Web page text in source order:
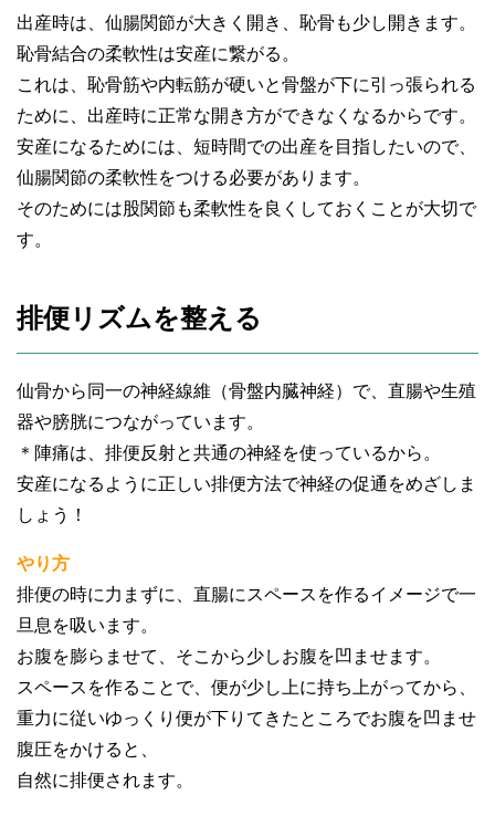
出産時は、仙腸関節が大きく開き、恥骨も少し開きます。
恥骨結合の柔軟性は安産に繋がる。
これは、恥骨筋や内転筋が硬いと骨盤が下に引っ張られる
ために、出産時に正常な開き方ができなくなるからです。
安産になるためには、短時間での出産を目指したいので、
仙腸関節の柔軟性をつける必要があります。
そのためには股関節も柔軟性を良くしておくことが大切で
す。
排便リズムを整える
仙骨から同一の神経線維（骨盤内臓神経）で、直腸や生殖
器や膀胱につながっています。
＊陣痛は、排便反射と共通の神経を使っているから。
安産になるように正しい排便方法で神経の促通をめざしま
しょう！
やり方
排便の時に力まずに、直腸にスペースを作るイメージで一
旦息を吸います。
お腹を膨らませて、そこから少しお腹を凹ませます。
スペースを作ることで、便が少し上に持ち上がってから、
重力に従いゆっくり便が下りてきたところでお腹を凹ませ
腹圧をかけると、
自然に排便されます。